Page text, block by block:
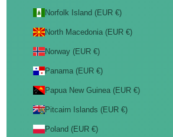
Norfolk Island (EUR €)
North Macedonia (EUR €)
Norway (EUR €)
Panama (EUR €)
Papua New Guinea (EUR €)
Pitcairn Islands (EUR €)
Poland (EUR €)